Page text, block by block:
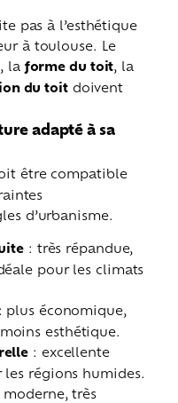
pas à l’esthétique
à toulouse. Le
, la forme du toit , la
du toitdoivent
adapté à sa
être compatible
d’urbanisme.
: très répandue,
pour les climats
économique,
esthétique.
: excellente
régions humides.
moderne, très